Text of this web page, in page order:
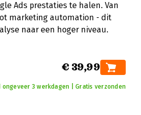
Ads prestaties te halen. Van
marketing automation - dit
naar een hoger niveau.
€ 39,99
ongeveer 3 werkdagen | Gratis verzonden